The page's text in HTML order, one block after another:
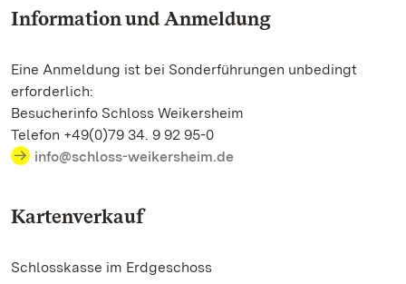
Information und Anmeldung
Eine Anmeldung ist bei Sonderführungen unbedingt
erforderlich:
Besucherinfo Schloss Weikersheim
Telefon +49(0)79 34. 9 92 95-0
info@schloss-weikersheim.de
Kartenverkauf
Schlosskasse im Erdgeschoss